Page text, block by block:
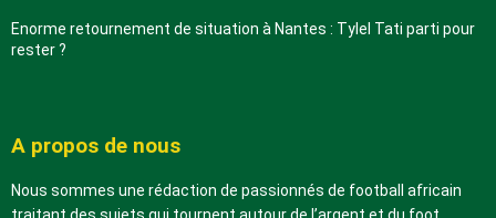
Enorme retournement de situation à Nantes : Tylel Tati parti pour
rester ?
A propos de nous
Nous sommes une rédaction de passionnés de football africain